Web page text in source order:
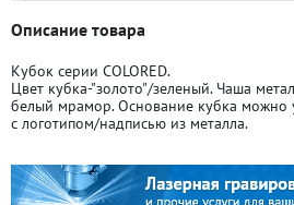
Описание товара
Кубок серии COLORED.
Цвет кубка-"золото"/зеленый. Чаша
белый мрамор. Основание кубка можно
с логотипом/надписью из металла.